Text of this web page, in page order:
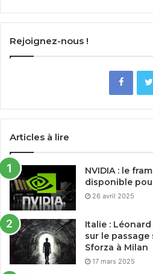
Rejoignez-nous !
Articles à lire
NVIDIA : le
disponible
26 avril 2025
Italie :
sur le
Sforza à Milan
17 mars 2025